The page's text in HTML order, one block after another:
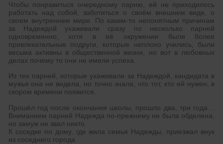
Чтобы понравиться очередному парню, ей не приходилось
работать над собой, заботиться о своём внешнем виде, о
своем внутреннем мире. По каким-то непонятным причинам
за Надеждой ухаживали сразу по несколько парней
одновременно, хотя в её окружении были более
привлекательные подруги, которые неплохо учились, были
весьма активны в общественной жизни, но вот в любовных
делах почему то они не имели успеха.
Из тех парней, которые ухаживали за Надеждой, кандидата в
мужья она не видела, но точно знала, что тот, кто ей нужен, в
скором времени появится.
Прошёл год после окончания школы, прошло два, три года…
Вниманием парней Надежда по-прежнему не была обделена,
но замуж не звал никто.
К соседке по дому, где жила семья Надежды, приезжал внук
из соседнего города.